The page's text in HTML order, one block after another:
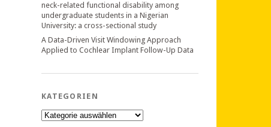
neck-related functional disability among
undergraduate students in a Nigerian
University: a cross-sectional study
A Data-Driven Visit Windowing Approach
Applied to Cochlear Implant Follow-Up Data
KATEGORIEN
Kategorien